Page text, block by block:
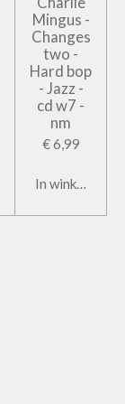
Mingus -
Changes
two -
Hard bop
- Jazz -
cd w7 -
nm
€ 6,99
In